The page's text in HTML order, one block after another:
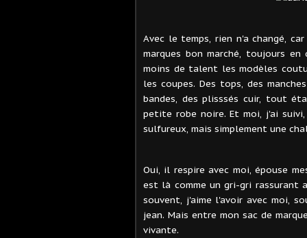
Avec le temps, rien n'a changé,
marques bon marché, toujours
moins de talent les modèles
les coupes. Des tops, des
bandes, des plisssés cuir, tout
petite robe noire. Et moi, j'ai
sulfureux, mais simplement une
Oui, il respire avec moi, épouse
est là comme un gri-gri rassurant
souvent, j'aime l'avoir avec moi,
jean. Mais entre mon sac de
vivante.